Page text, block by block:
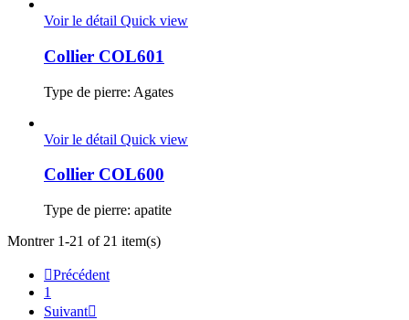
Voir le détail Quick view
Collier COL601
Type de pierre: Agates
Voir le détail Quick view
Collier COL600
Type de pierre: apatite
Montrer 1-21 of 21 item(s)
Précédent
1
Suivant